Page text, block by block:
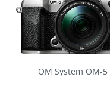
OM System OM-